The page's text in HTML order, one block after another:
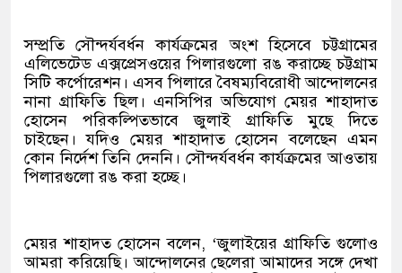
সম্প্রতি সৌন্দর্যবর্ধন কার্যক্রমের অংশ হিসেবে চট্টগ্রামের
এলিভেটেড এক্সপ্রেসওয়ের পিলারগুলো রঙ করাচ্ছে চট্টগ্রাম
সিটি কর্পোরেশন। এসব পিলারে বৈষম্যবিরোধী আন্দোলনের
নানা গ্রাফিতি ছিল। এনসিপির অভিযোগ মেয়র শাহাদাত
হোসেন পরিকল্পিতভাবে জুলাই গ্রাফিতি মুছে দিতে
চাইছেন। যদিও মেয়র শাহাদাত হোসেন বলেছেন এমন
কোন নির্দেশ তিনি দেননি। সৌন্দর্যবর্ধন কার্যক্রমের আওতায়
পিলারগুলো রঙ করা হচ্ছে।
মেয়র শাহাদত হোসেন বলেন, ‘জুলাইয়ের গ্রাফিতি গুলোও
আমরা করিয়েছি। আন্দোলনের ছেলেরা আমাদের সঙ্গে দেখা